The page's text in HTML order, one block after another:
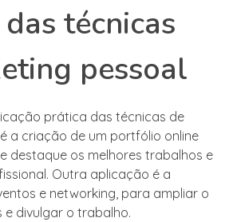
técnicas
pessoal
prática das técnicas de
a criação de um portfólio online
destaque os melhores trabalhos e
Outra aplicação é a
e networking, para ampliar o
divulgar o trabalho.